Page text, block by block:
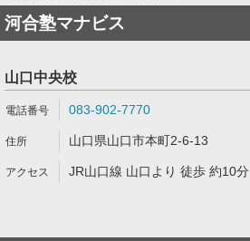
河合塾マナビス
山口中央校
083-902-7770
山口県山口市本町2-6-13
JR山口線 山口より 徒歩 約10分